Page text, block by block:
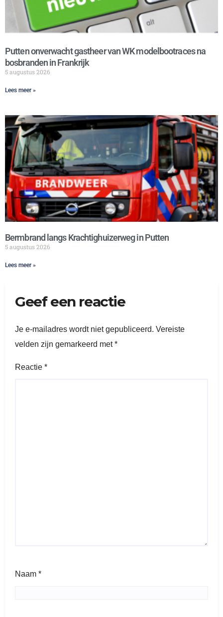
Putten onverwacht gastheer van WK modelbootraces na
bosbranden in Frankrijk
5 augustus 2026
Lees meer »
Bermbrand langs Krachtighuizerweg in Putten
5 augustus 2026
Lees meer »
Geef een reactie
Je e-mailadres wordt niet gepubliceerd. Vereiste
velden zijn gemarkeerd met*
Reactie *
Naam *